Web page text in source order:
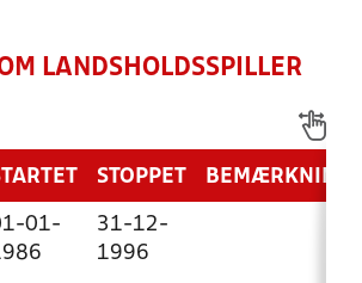
LANDSHOLDSSPILLER
STOPPET BEMÆRKNING
01-
31-12-
1996